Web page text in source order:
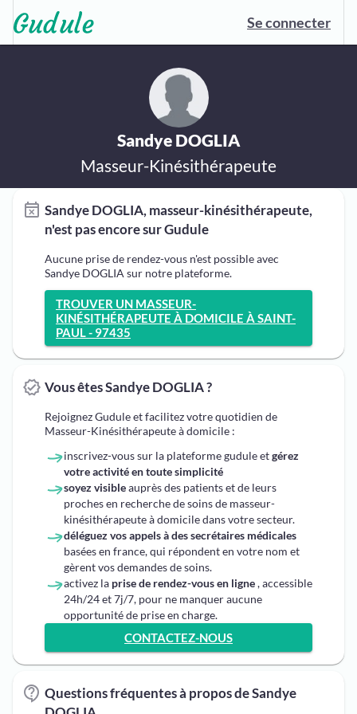
Se connecter
Sandye DOGLIA
Masseur-Kinésithérapeute
Sandye DOGLIA, masseur-kinésithérapeute,
n'est pas encore sur Gudule
Aucune prise de rendez-vous n'est possible avec
Sandye DOGLIA sur notre plateforme.
TROUVER UN MASSEUR-
KINÉSITHÉRAPEUTE À DOMICILE À SAINT-
PAUL - 97435
Vous êtes Sandye DOGLIA ?
Rejoignez Gudule et facilitez votre quotidien de
Masseur-Kinésithérapeute à domicile :
inscrivez-vous sur la plateforme gudule etgérez
votre activité en toute simplicité
soyez visibleauprès des patients et de leurs
proches en recherche de soins de masseur-
kinésithérapeute à domicile dans votre secteur.
déléguez vos appels à des secrétaires médicales
basées en france, qui répondent en votre nom et
gèrent vos demandes de soins.
activez la prise de rendez-vous en ligne, accessible
24h/24 et 7j/7, pour ne manquer aucune
opportunité de prise en charge.
CONTACTEZ-NOUS
Questions fréquentes à propos de Sandye